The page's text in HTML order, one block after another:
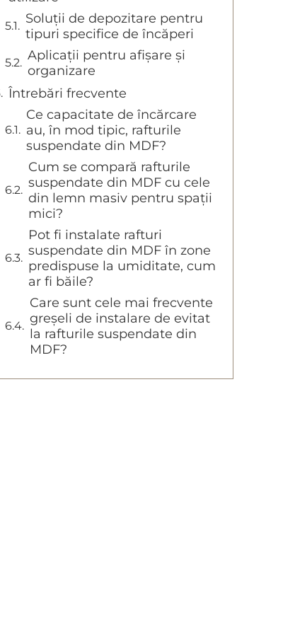
Soluții de depozitare pentru
tipuri specifice de încăperi
Aplicații pentru afișare și
organizare
Întrebări frecvente
Ce capacitate de încărcare
au, în mod tipic, rafturile
suspendate din MDF?
Cum se compară rafturile
suspendate din MDF cu cele
din lemn masiv pentru spații
mici?
Pot fi instalate rafturi
suspendate din MDF în zone
predispuse la umiditate, cum
ar fi băile?
Care sunt cele mai frecvente
greșeli de instalare de evitat
la rafturile suspendate din
MDF?